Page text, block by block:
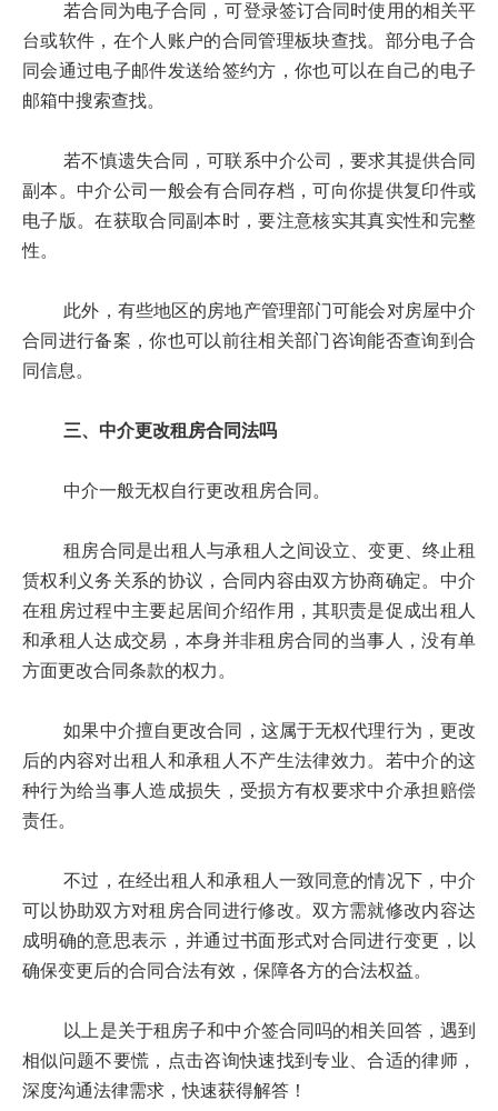
若合同为电子合同，可登录签订合同时使用的相关平
台或软件，在个人账户的合同管理板块查找。部分电子合
同会通过电子邮件发送给签约方，你也可以在自己的电子
邮箱中搜索查找。
若不慎遗失合同，可联系中介公司，要求其提供合同
副本。中介公司一般会有合同存档，可向你提供复印件或
电子版。在获取合同副本时，要注意核实其真实性和完整
性。
此外，有些地区的房地产管理部门可能会对房屋中介
合同进行备案，你也可以前往相关部门咨询能否查询到合
同信息。
三、中介更改租房合同法吗
中介一般无权自行更改租房合同。
租房合同是出租人与承租人之间设立、变更、终止租
赁权利义务关系的协议，合同内容由双方协商确定。中介
在租房过程中主要起居间介绍作用，其职责是促成出租人
和承租人达成交易，本身并非租房合同的当事人，没有单
方面更改合同条款的权力。
如果中介擅自更改合同，这属于无权代理行为，更改
后的内容对出租人和承租人不产生法律效力。若中介的这
种行为给当事人造成损失，受损方有权要求中介承担赔偿
责任。
不过，在经出租人和承租人一致同意的情况下，中介
可以协助双方对租房合同进行修改。双方需就修改内容达
成明确的意思表示，并通过书面形式对合同进行变更，以
确保变更后的合同合法有效，保障各方的合法权益。
以上是关于租房子和中介签合同吗的相关回答，遇到
相似问题不要慌，点击咨询快速找到专业、合适的律师，
深度沟通法律需求，快速获得解答！